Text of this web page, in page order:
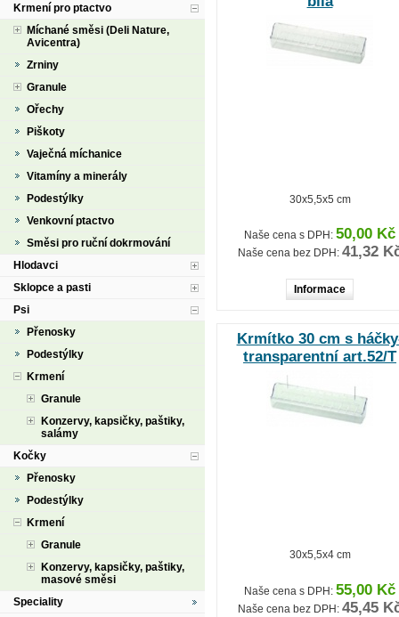
30x5,5x5 cm
Naše cena s DPH: 50,00 Kč
Naše cena bez DPH: 41,32
Informace
Krmítko 30 cm s
transparentní art.52/T
30x5,5x4 cm
Naše cena s DPH: 55,00 Kč
Naše cena bez DPH: 45,45
Krmení pro ptactvo
Míchané směsi (Deli Nature,
Avicentra)
Zrniny
Granule
Ořechy
Piškoty
Vaječná míchanice
Vitamíny a minerály
Podestýlky
Venkovní ptactvo
Směsi pro ruční dokrmování
Hlodavci
Sklopce a pasti
Psi
Přenosky
Podestýlky
Krmení
Granule
Konzervy, kapsičky, paštiky,
salámy
Kočky
Přenosky
Podestýlky
Krmení
Granule
Konzervy, kapsičky, paštiky,
masové směsi
Speciality